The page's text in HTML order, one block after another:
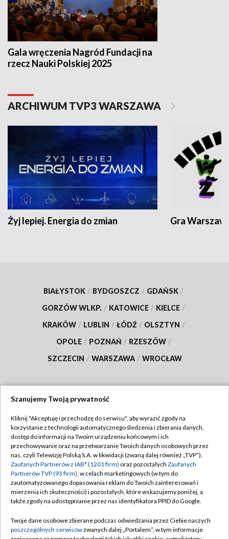
Gala wręczenia Nagród Fundacji na
rzecz Nauki Polskiej 2025
ARCHIWUM TVP3 WARSZAWA
Żyj lepiej. Energia do zmian Gra
BIAŁYSTOK / BYDGOSZCZ / GDAŃSK /
GORZÓW WLKP. / KATOWICE / KIELCE /
KRAKÓW / LUBLIN / ŁÓDŹ / OLSZTYN /
OPOLE / POZNAŃ / RZESZÓW /
SZCZECIN / WARSZAWA / WROCŁAW
TVP
Abonament TVP
Emisja w TVP
Centrum informacji TVP
Naziemna Telewizja Cyfrowa
Rada Programowa
Regulamin TVP
Polityka prywatności
Moje zgody
Pomoc
Kontakt
Szanujemy Twoją prywatność
Kliknij "Akceptuję i przechodzę do serwisu", aby wyrazić zgody na
korzystanie z technologii automatycznego śledzenia i zbierania danych,
dostęp do informacji na Twoim urządzeniu końcowym i ich
przechowywanie oraz na przetwarzanie Twoich danych osobowych przez
nas, czyli Telewizję Polską S.A. w likwidacji (zwaną dalej również „TVP”),
Zaufanych Partnerów z IAB* (1201 firm) oraz pozostałych Zaufanych
Partnerów TVP (93 firm), w celach marketingowych (w tym do
zautomatyzowanego dopasowania reklam do Twoich zainteresowań i
mierzenia ich skuteczności) i pozostałych, które wskazujemy poniżej, a
także zgody na udostępnianie przez nas identyfikatora PPID do Google.
Twoje dane osobowe zbierane podczas odwiedzania przez Ciebie naszych
poszczególnych serwisówzwanych dalej „Portalem”, w tym informacje